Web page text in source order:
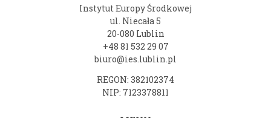
Instytut Europy Środkowej
ul. Niecała 5
20-080 Lublin
+48 81 532 29 07
biuro@ies.lublin.pl
REGON: 382102374
NIP: 7123378811